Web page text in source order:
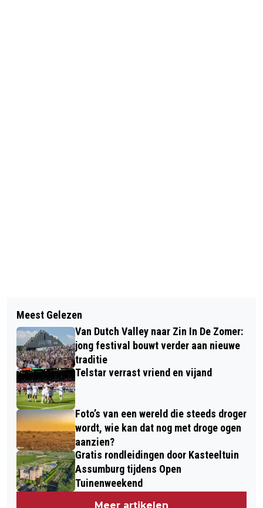
FOURDOME: EEN UNIEKE
SLAAPBELEVING TIJDENS DE
NIJMEEGSE 4-DAAGSE
GRATIS VOETBALACTIVITEITEN
VLASKAMP WEER VAN START
Meest Gelezen
Van Dutch Valley naar Zin In De Zomer:
jong festival bouwt verder aan nieuwe
traditie
Telstar verrast vriend en vijand
Foto’s van een wereld die steeds droger
wordt, wie kan dat nog met droge ogen
aanzien?
Gratis rondleidingen door Kasteeltuin
Assumburg tijdens Open
Tuinenweekend
Meer artikelen